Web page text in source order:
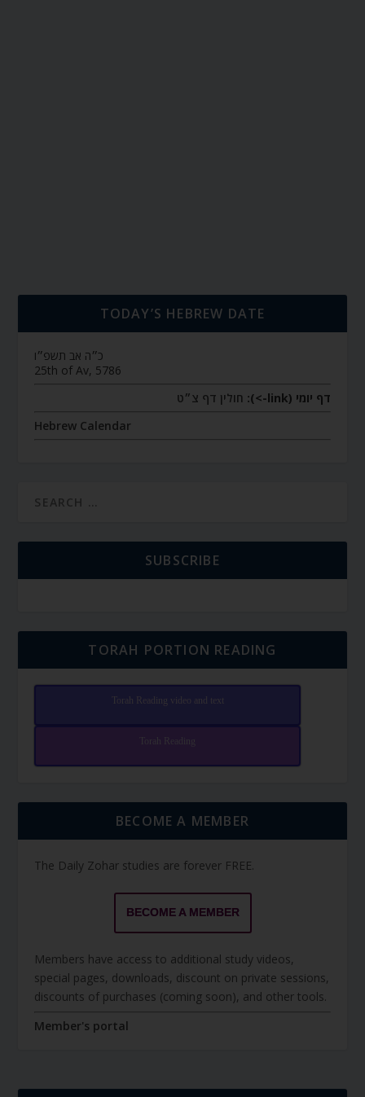
TODAY’S HEBREW DATE
כ״ה אב תשפ״ו
25th of Av, 5786
דף יומי (link->):
חולין דף צ״ט
Hebrew Calendar
SUBSCRIBE
TORAH PORTION READING
Torah Reading video and text
Torah Reading
BECOME A MEMBER
The Daily Zohar studies are forever FREE.
BECOME A MEMBER
Members have access to additional study videos,
special pages, downloads, discount on private sessions,
discounts of purchases (coming soon), and other tools.
Member's portal